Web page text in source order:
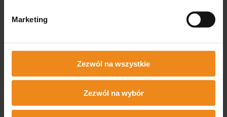
Marketing
Zezwól na wszystkie
Zezwól na wybór
Zawsze skuteczny,zarówno profilaktycznie
0 0